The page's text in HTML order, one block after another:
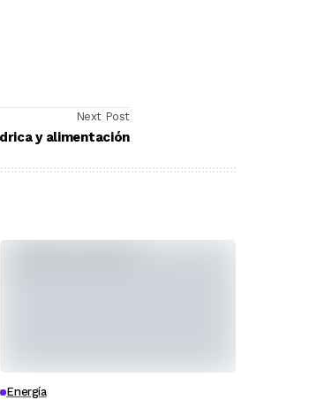
Next Post
y alimentación
Energía